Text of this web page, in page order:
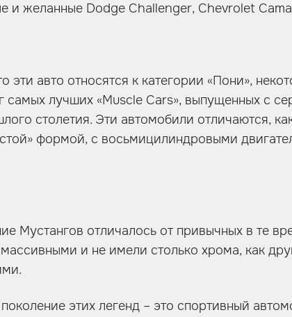
и желанные Dodge Challenger, Chevrolet
эти авто относятся к категории «Пони»,
самых лучших «Muscle Cars», выпущенных с
столетия. Эти автомобили отличаются,
формой, с восьмицилиндровыми
Мустангов отличалось от привычных в те
и не имели столько хрома, как
этих легенд – это спортивный